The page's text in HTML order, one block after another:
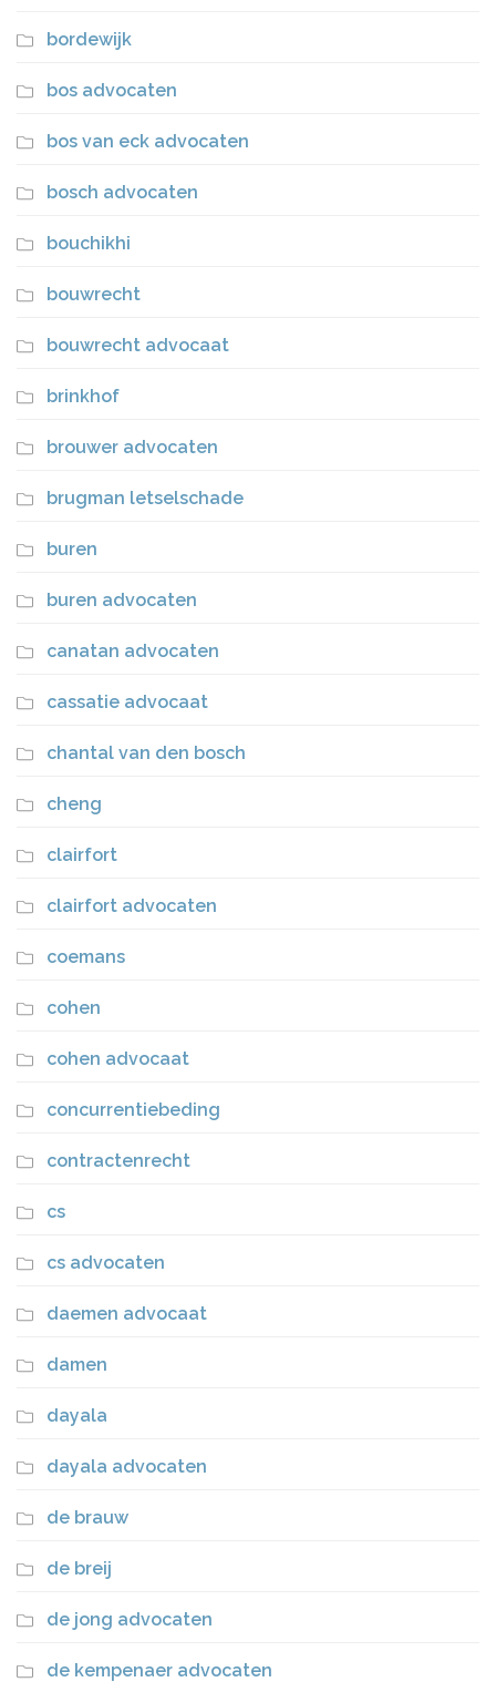
bordewijk
bos advocaten
bos van eck advocaten
bosch advocaten
bouchikhi
bouwrecht
bouwrecht advocaat
brinkhof
brouwer advocaten
brugman letselschade
buren
buren advocaten
canatan advocaten
cassatie advocaat
chantal van den bosch
cheng
clairfort
clairfort advocaten
coemans
cohen
cohen advocaat
concurrentiebeding
contractenrecht
cs
cs advocaten
daemen advocaat
damen
dayala
dayala advocaten
de brauw
de breij
de jong advocaten
de kempenaer advocaten